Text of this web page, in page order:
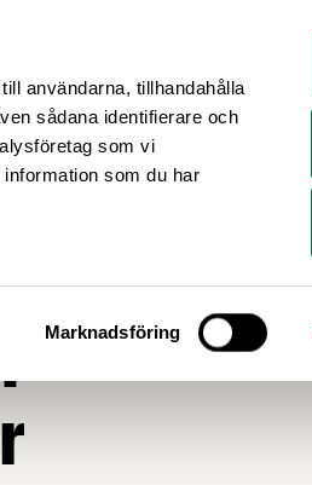
användarna, tillhandahålla
sådana identifierare och
som vi
som du har
Marknadsföring
på Di